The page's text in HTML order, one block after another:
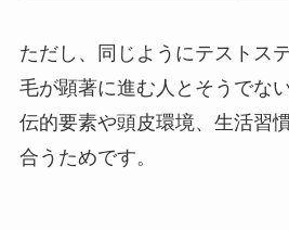
ただし、同じようにテストス
毛が顕著に進む人とそうでな
伝的要素や頭皮環境、生活習
合うためです。